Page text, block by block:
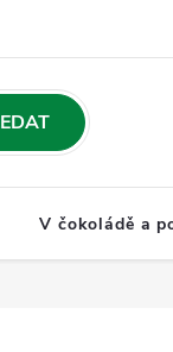
V čokoládě a